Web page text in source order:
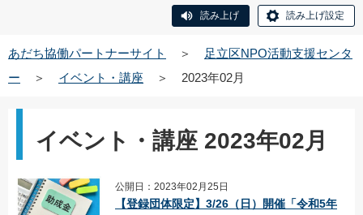
読み上げ 読み上げ設定
あだち協働パートナーサイト ＞
足立区NPO活動支援センタ
ー
＞ イベント・講座 ＞ 2023年02月
イベント・講座 2023年02月
公開日：2023年02月25日
【登録団体限定】3/26（日）開催「令和5年